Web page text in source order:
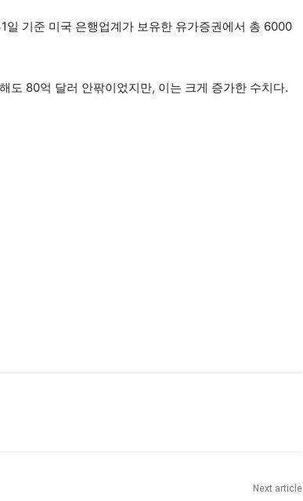
기준 미국 은행업계가 보유한 유가증권에서 총 6000
도 80억 달러 안팎이었지만, 이는 크게 증가한 수치다.
Next article